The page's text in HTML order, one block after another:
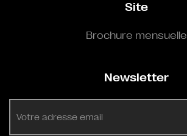
Site
Brochure mensuelle
Newsletter